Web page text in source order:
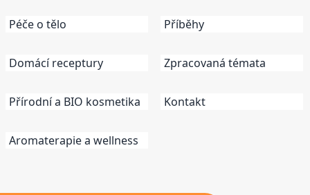
Péče o tělo
Domácí receptury
Přírodní a BIO kosmetika
Aromaterapie a wellness
Příběhy
Zpracovaná témata
Kontakt